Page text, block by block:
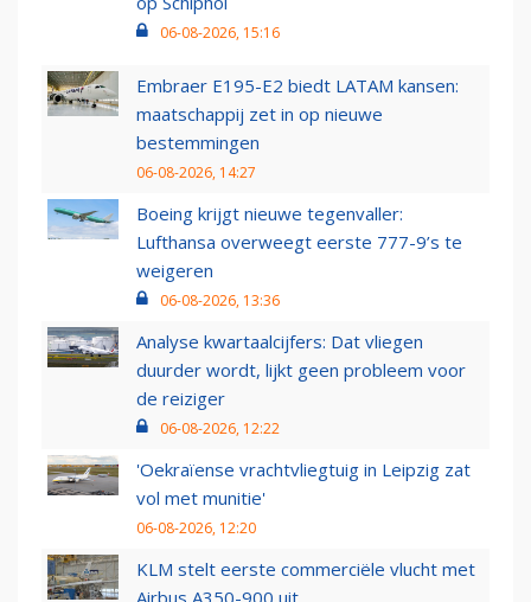
06-08-2026, 15:16
Embraer E195-E2 biedt LATAM kansen:
maatschappij zet in op nieuwe
bestemmingen
06-08-2026, 14:27
Boeing krijgt nieuwe tegenvaller:
Lufthansa overweegt eerste 777-9’s te
weigeren
06-08-2026, 13:36
Analyse kwartaalcijfers: Dat vliegen
duurder wordt, lijkt geen probleem voor
de reiziger
06-08-2026, 12:22
'Oekraïense vrachtvliegtuig in Leipzig zat
vol met munitie'
06-08-2026, 12:20
KLM stelt eerste commerciële vlucht met